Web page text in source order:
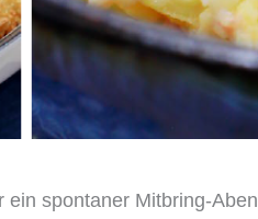
spontaner Mitbring-